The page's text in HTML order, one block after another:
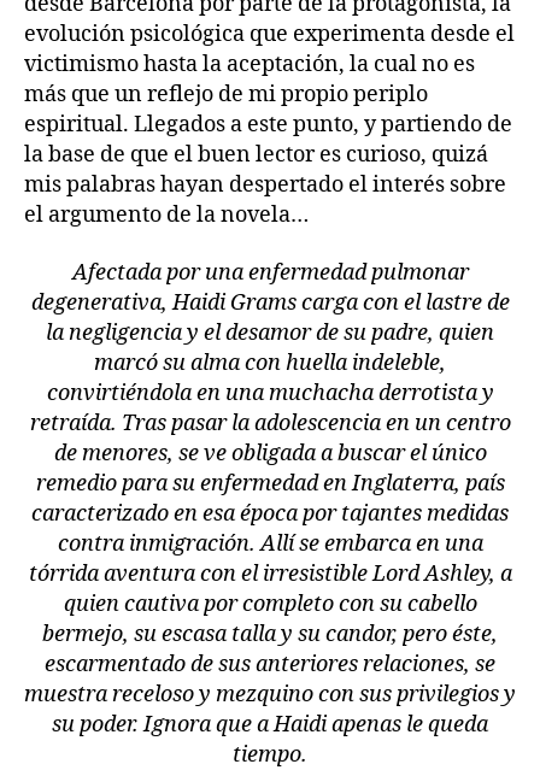
evolución psicológica que experimenta desde el
victimismo hasta la aceptación, la cual no es
más que un reflejo de mi propio periplo
espiritual. Llegados a este punto, y partiendo de
la base de que el buen lector es curioso, quizá
mis palabras hayan despertado el interés sobre
el argumento de la novela…
Afectada por una enfermedad pulmonar
degenerativa, Haidi Grams carga con el lastre de
la negligencia y el desamor de su padre, quien
marcó su alma con huella indeleble,
convirtiéndola en una muchacha derrotista y
retraída. Tras pasar la adolescencia en un centro
de menores, se ve obligada a buscar el único
remedio para su enfermedad en Inglaterra, país
caracterizado en esa época por tajantes medidas
contra inmigración. Allí se embarca en una
tórrida aventura con el irresistible Lord Ashley, a
quien cautiva por completo con su cabello
bermejo, su escasa talla y su candor, pero éste,
escarmentado de sus anteriores relaciones, se
muestra receloso y mezquino con sus privilegios y
su poder. Ignora que a Haidi apenas le queda
tiempo.